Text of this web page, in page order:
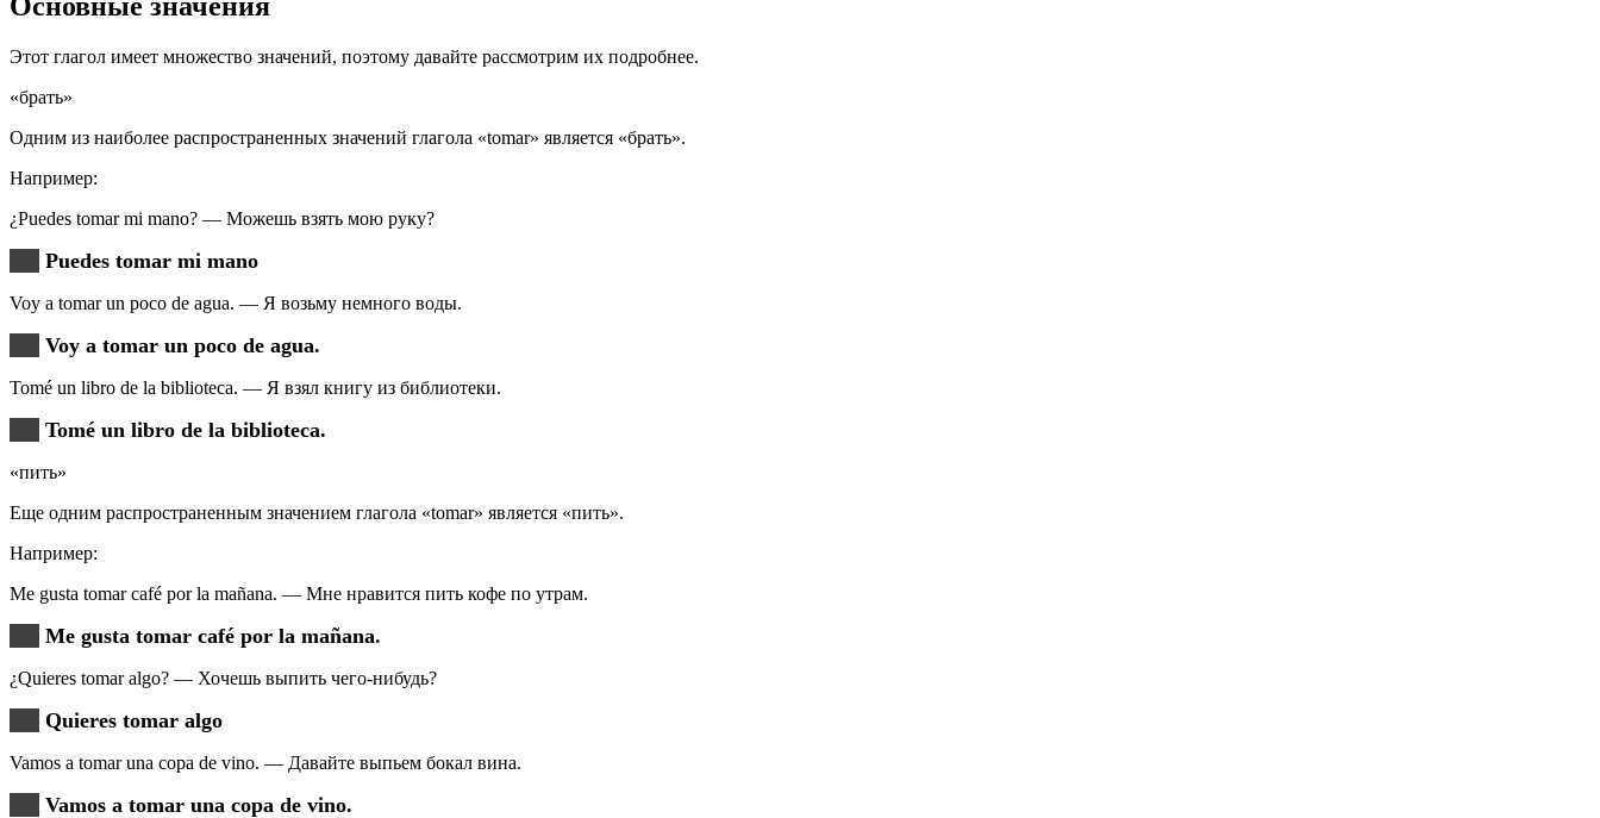
Этот глагол имеет множество значений, поэтому давайте рассмотрим их подробнее.
«брать»
Одним из наиболее распространенных значений глагола «tomar» является «брать».
Например:
¿Puedes tomar mi mano? — Можешь взять мою руку?
Puedes tomar mi mano
Voy a tomar un poco de agua. — Я возьму немного воды.
Voy a tomar un poco de agua.
Tomé un libro de la biblioteca. — Я взял книгу из библиотеки.
Tomé un libro de la biblioteca.
«пить»
Еще одним распространенным значением глагола «tomar» является «пить».
Например:
Me gusta tomar café por la mañana. — Мне нравится пить кофе по утрам.
Me gusta tomar café por la mañana.
¿Quieres tomar algo? — Хочешь выпить чего-нибудь?
Quieres tomar algo
Vamos a tomar una copa de vino. — Давайте выпьем бокал вина.
Vamos a tomar una copa de vino.